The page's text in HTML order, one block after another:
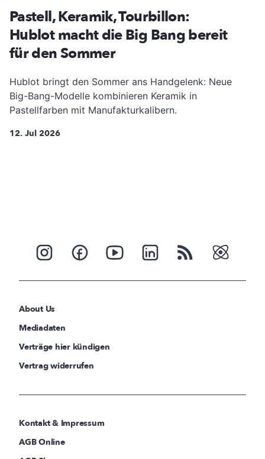
Pastell, Keramik, Tourbillon:
Hublot macht die Big Bang bereit
für den Sommer
Hublot bringt den Sommer ans Handgelenk: Neue
Big-Bang-Modelle kombinieren Keramik in
Pastellfarben mit Manufakturkalibern.
12. Jul 2026
About Us
Mediadaten
Verträge hier kündigen
Vertrag widerrufen
Kontakt & Impressum
AGB Online